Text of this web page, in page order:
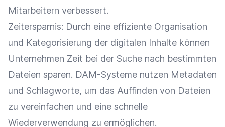
Mitarbeitern verbessert.
Zeitersparnis: Durch eine effiziente Organisation
und Kategorisierung der digitalen Inhalte können
Unternehmen Zeit bei der Suche nach bestimmten
Dateien sparen. DAM-Systeme nutzen Metadaten
und Schlagworte, um das Auffinden von Dateien
zu vereinfachen und eine schnelle
Wiederverwendung zu ermöglichen.